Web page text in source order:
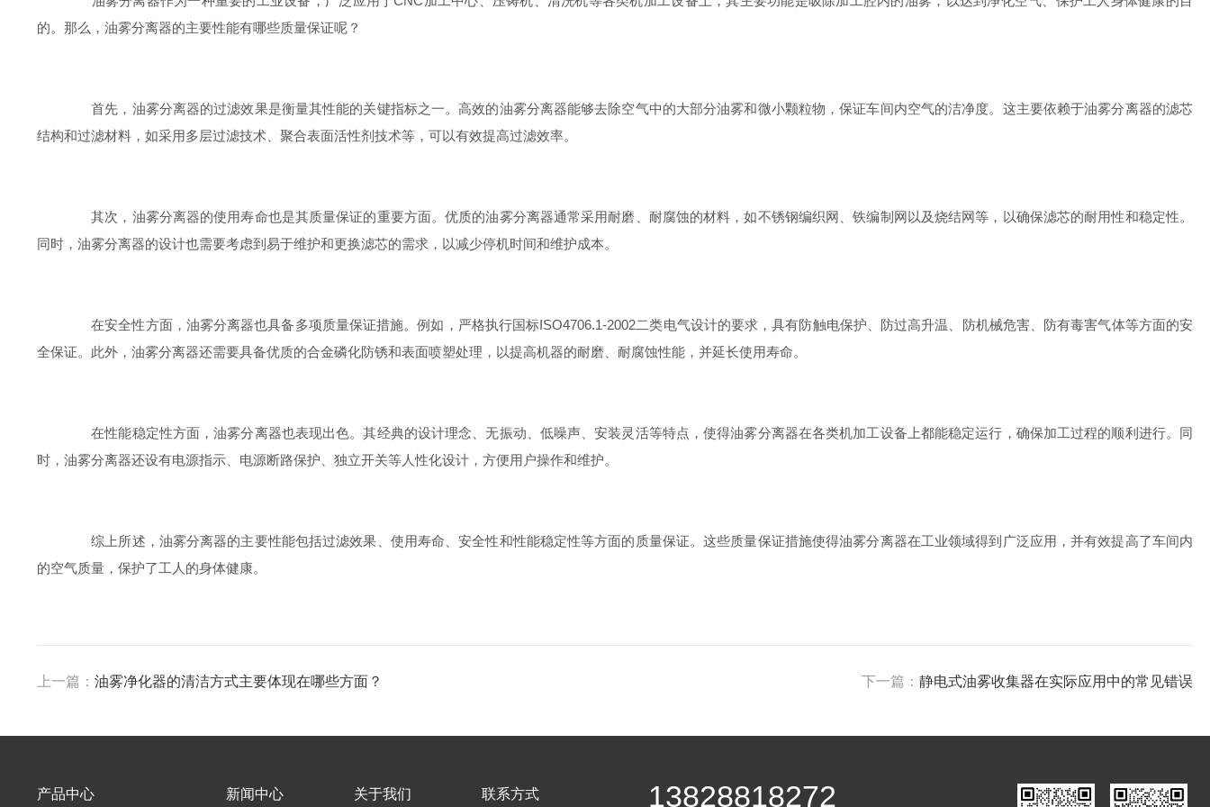
的。那么，油雾分离器的主要性能有哪些质量保证呢？
首先，油雾分离器的过滤效果是衡量其性能的关键指标之一。高效的油雾分离器能够去除空气中的大部分油雾和微小颗粒物，保证车间内空气的洁净度。这主要依赖于油雾分离器的滤芯
结构和过滤材料，如采用多层过滤技术、聚合表面活性剂技术等，可以有效提高过滤效率。
其次，油雾分离器的使用寿命也是其质量保证的重要方面。优质的油雾分离器通常采用耐磨、耐腐蚀的材料，如不锈钢编织网、铁编制网以及烧结网等，以确保滤芯的耐用性和稳定性。
同时，油雾分离器的设计也需要考虑到易于维护和更换滤芯的需求，以减少停机时间和维护成本。
在安全性方面，油雾分离器也具备多项质量保证措施。例如，严格执行国标ISO4706.1-2002二类电气设计的要求，具有防触电保护、防过高升温、防机械危害、防有毒害气体等方面的安
全保证。此外，油雾分离器还需要具备优质的合金磷化防锈和表面喷塑处理，以提高机器的耐磨、耐腐蚀性能，并延长使用寿命。
在性能稳定性方面，油雾分离器也表现出色。其经典的设计理念、无振动、低噪声、安装灵活等特点，使得油雾分离器在各类机加工设备上都能稳定运行，确保加工过程的顺利进行。同
时，油雾分离器还设有电源指示、电源断路保护、独立开关等人性化设计，方便用户操作和维护。
综上所述，油雾分离器的主要性能包括过滤效果、使用寿命、安全性和性能稳定性等方面的质量保证。这些质量保证措施使得油雾分离器在工业领域得到广泛应用，并有效提高了车间内
的空气质量，保护了工人的身体健康。
上一篇： 油雾净化器的清洁方式主要体现在哪些方面？ 下一篇：静电式油雾收集器在实际应用中的常见错误
产品中心 新闻中心 关于我们 联系方式 13828818272